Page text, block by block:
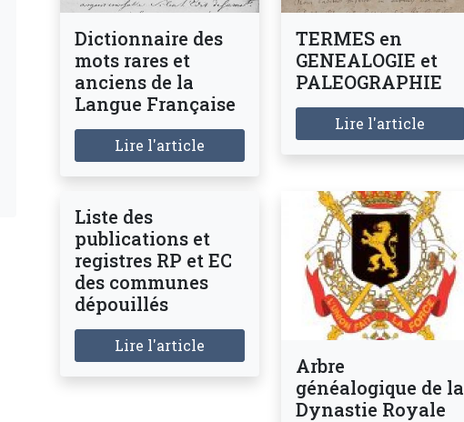
Dictionnaire des
mots rares et
anciens de la
Langue Française
Lire l'article
TERMES en
GENEALOGIE et
PALEOGRAPHIE
Lire l'article
Liste des
publications et
registres RP et EC
des communes
dépouillés
Lire l'article
Arbre
généalogique de la
Dynastie Royale